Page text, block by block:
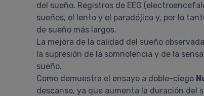
del sueño. Registros de EEG
sueños, el lento y el paradójico y, por lo
de sueño más largos.
La mejora de la calidad del sueño
la supresión de la somnolencia y de la
sueño.
Como demuestra el ensayo a doble-ciego
descanso, ya que aumenta la duración del